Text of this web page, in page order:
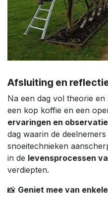
Afsluiting en
Na een dag vol theorie
een kop koffie en een
ervaringen en
dag waarin de
snoeitechnieken
in de levensprocessen
verdiepten.
📸 Geniet mee van